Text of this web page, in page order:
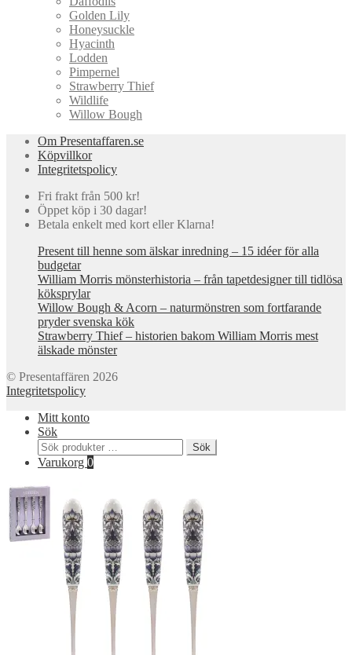
Golden Lily
Honeysuckle
Hyacinth
Lodden
Pimpernel
Strawberry Thief
Wildlife
Willow Bough
Om Presentaffaren.se
Köpvillkor
Integritetspolicy
Fri frakt från 500 kr!
Öppet köp i 30 dagar!
Betala enkelt med kort eller Klarna!
Present till henne som älskar inredning – 15 idéer för alla
budgetar
William Morris mönsterhistoria – från tapetdesigner till tidlösa
köksprylar
Willow Bough & Acorn – naturmönstren som fortfarande
pryder svenska kök
Strawberry Thief – historien bakom William Morris mest
älskade mönster
© Presentaffären 2026
Integritetspolicy
Mitt konto
Sök
Sök
efter:
Sök
Varukorg 0